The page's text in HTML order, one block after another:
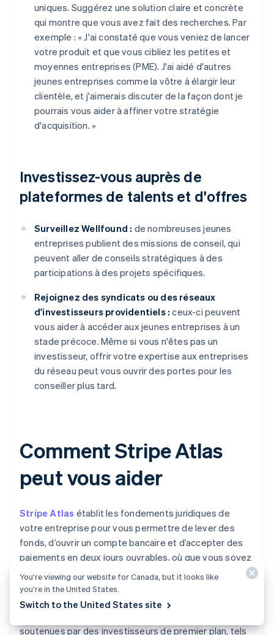
uniques. Suggérez une solution claire et concrète
qui montre que vous avez fait des recherches. Par
exemple : « J'ai constaté que vous veniez de lancer
votre produit et que vous cibliez les petites et
moyennes entreprises (PME). J'ai aidé d'autres
jeunes entreprises comme la vôtre à élargir leur
clientèle, et j'aimerais discuter de la façon dont je
pourrais vous aider à affiner votre stratégie
d'acquisition. »
Investissez-vous auprès de
plateformes de talents et d'offres
Surveillez Wellfound : de nombreuses jeunes
entreprises publient des missions de conseil, qui
peuvent aller de conseils stratégiques à des
participations à des projets spécifiques.
Rejoignez des syndicats ou des réseaux
d'investisseurs providentiels : ceux-ci peuvent
vous aider à accéder aux jeunes entreprises à un
stade précoce. Même si vous n'êtes pas un
investisseur, offrir votre expertise aux entreprises
du réseau peut vous ouvrir des portes pour les
conseiller plus tard.
Comment Stripe Atlas
peut vous aider
Stripe Atlas établit les fondements juridiques de
votre entreprise pour vous permettre de lever des
fonds, d’ouvrir un compte bancaire et d’accepter des
paiements en deux jours ouvrables, où que vous soyez
dans le monde.
Rejoignez plus de 75 000 entreprises constituées à
soutenues par des investisseurs de premier plan, tels
You’re viewing our website for Canada, but it looks like
you’re in the United States.
Switch to the United States site